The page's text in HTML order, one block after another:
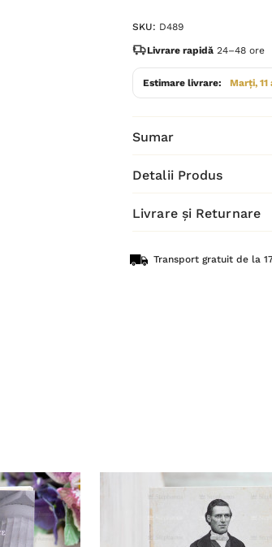
curent
este:
SKU: D489
Livrare rapidă 24–48 ore
Estimare livrare: Marți, 11
Sumar
Detalii Produs
Livrare și Returnare
Transport gratuit de la